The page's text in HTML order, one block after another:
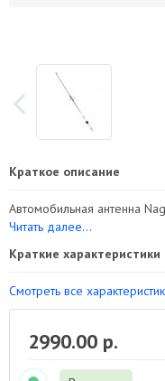
Краткое описание
Автомобильная антенна
Читать далее...
Краткие характеристики
Смотреть все
2990.00 р.